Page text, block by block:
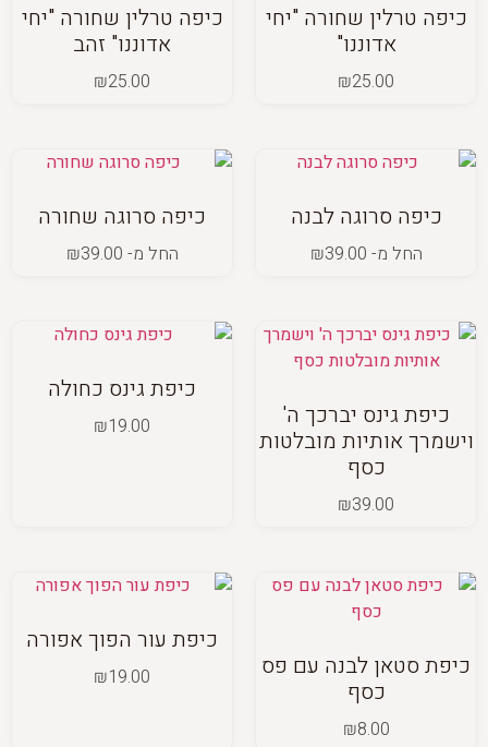
כיפה טרלין שחורה "יחי
אדוננו"
₪25.00
כיפה טרלין שחורה "יחי
אדוננו" זהב
₪25.00
כיפה סרוגה לבנה
החל מ- ₪39.00
כיפה סרוגה שחורה
החל מ- ₪39.00
כיפת גינס יברכך ה'
וישמרך אותיות מובלטות
כסף
₪39.00
כיפת גינס כחולה
₪19.00
כיפת סטאן לבנה עם פס
כסף
₪8.00
כיפת עור הפוך אפורה
₪19.00